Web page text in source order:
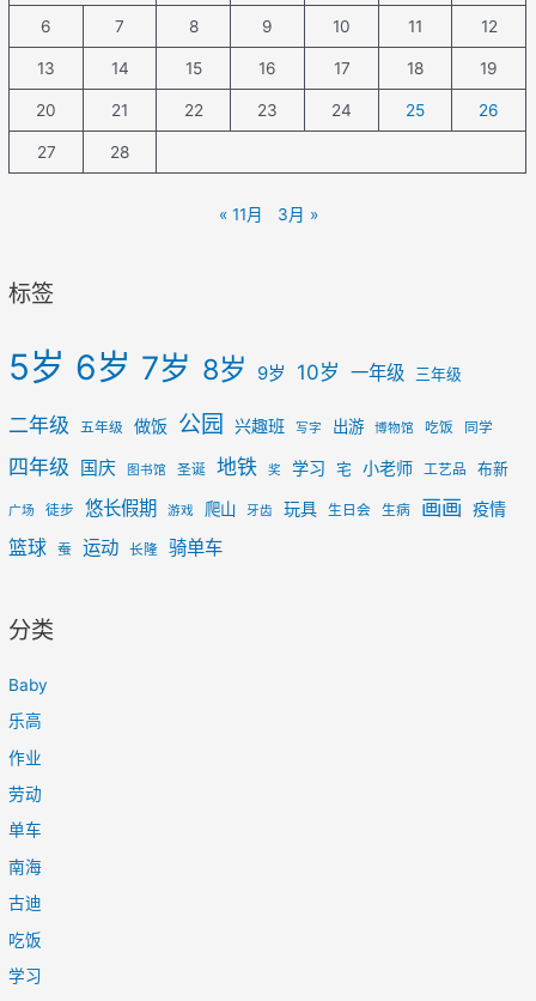
6 7 8 9 10 11 12
13 14 15 16 17 18 19
20 21 22 23 24 25 26
27 28
« 11月 3月 »
标签
5岁 6岁 7岁 8岁 9岁 10岁 一年级 三年级
二年级 五年级 做饭 公园 兴趣班 写字 出游 博物馆 吃饭 同学
四年级 国庆 图书馆 圣诞 地铁 奖 学习 宅 小老师 工艺品 布新
广场 徒步 悠长假期 游戏 爬山 牙齿 玩具 生日会 生病 画画 疫情
篮球 蚕 运动 长隆 骑单车
分类
Baby
乐高
作业
劳动
单车
南海
古迪
吃饭
学习